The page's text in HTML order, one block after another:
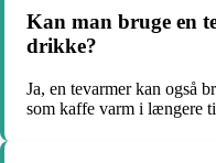
Kan man bruge en
drikke?
Ja, en tevarmer kan også
som kaffe varm i længere